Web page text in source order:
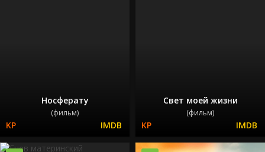
Носферату
(фильм)
Свет моей жизни
(фильм)